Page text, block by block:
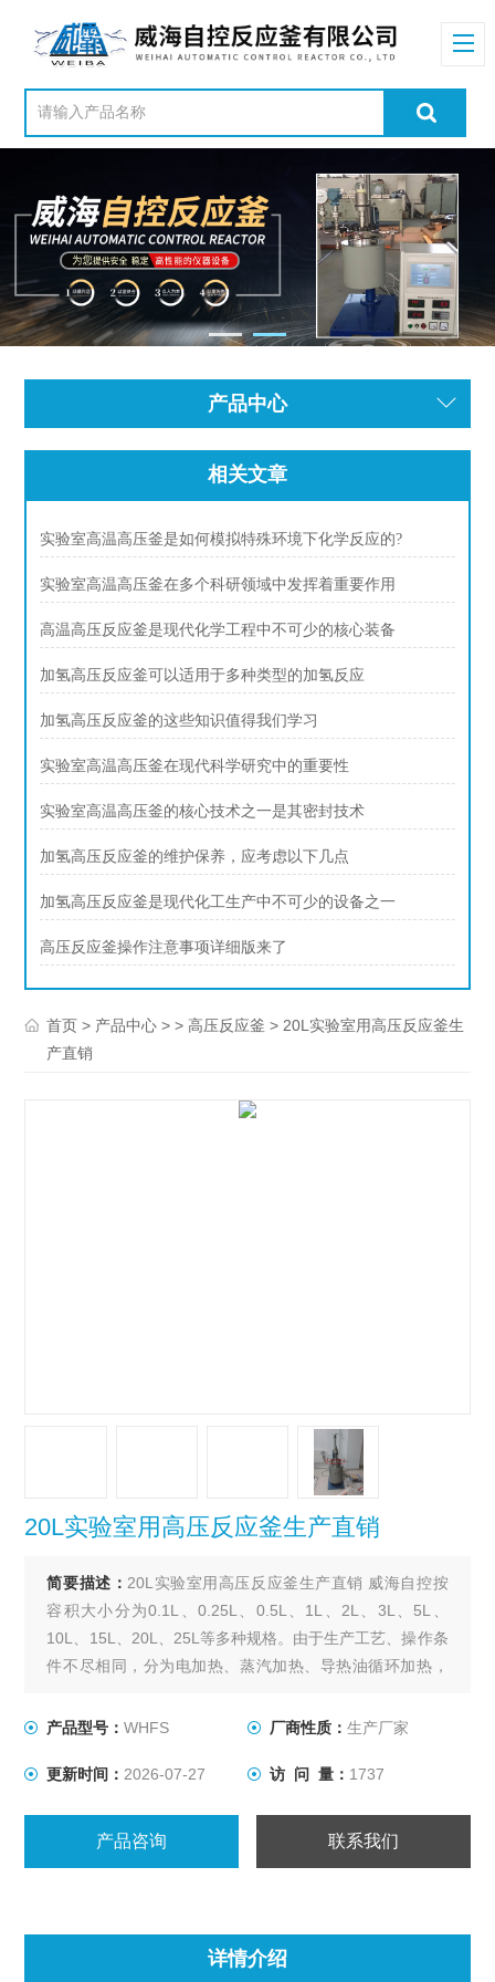
产品中心
相关文章
实验室高温高压釜是如何模拟特殊环境下化学反应的?
实验室高温高压釜在多个科研领域中发挥着重要作用
高温高压反应釜是现代化学工程中不可少的核心装备
加氢高压反应釜可以适用于多种类型的加氢反应
加氢高压反应釜的这些知识值得我们学习
实验室高温高压釜在现代科学研究中的重要性
实验室高温高压釜的核心技术之一是其密封技术
加氢高压反应釜的维护保养，应考虑以下几点
加氢高压反应釜是现代化工生产中不可少的设备之一
高压反应釜操作注意事项详细版来了
首页 > 产品中心 > >高压反应釜 > 20L实验室用高压反应釜生
产直销
20L实验室用高压反应釜生产直销
简要描述： 20L实验室用高压反应釜生产直销 威海自控按
容积大小分为0.1L、0.25L、0.5L、1L、2L、3L、5L、
10L、15L、20L、25L等多种规格。由于生产工艺、操作条
件不尽相同，分为电加热、蒸汽加热、导热油循环加热，
推进式、自吸式、框式。其他要求可根据用户要求设计、
产品型号：WHFS 厂商性质： 生产厂家
更新时间： 2026-07-27 访 问 量： 1737
产品咨询 联系我们
详情介绍